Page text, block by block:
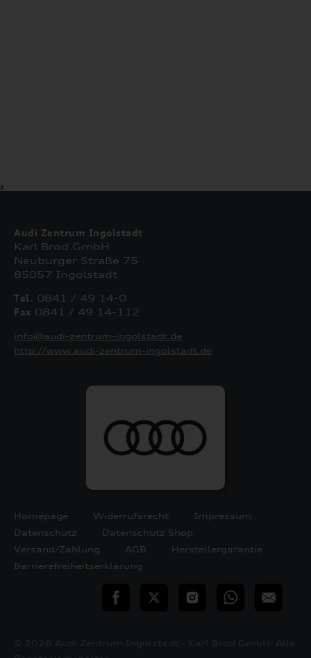
X
Audi Zentrum Ingolstadt
Karl Brod GmbH
Neuburger Straße 75
85057 Ingolstadt
Tel. 0841 / 49 14-0
Fax 0841 / 49 14-112
info@audi-zentrum-ingolstadt.de
http://www.audi-zentrum-ingolstadt.de
Homepage Widerrufsrecht
Impressum
Datenschutz
Datenschutz Shop
Versand/Zahlung
AGB
Herstellergarantie
Barrierefreiheitserklärung
teilen Twitter InstagramWhatsApp
E-